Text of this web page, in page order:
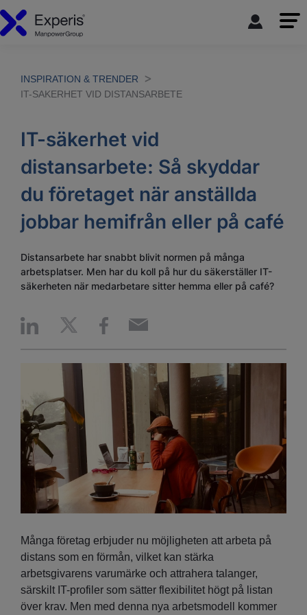
INSPIRATION & TRENDER
IT-SAKERHET VID DISTANSARBETE
IT-säkerhet vid
distansarbete: Så skyddar
du företaget när anställda
jobbar hemifrån eller på café
Distansarbete har snabbt blivit normen på många
arbetsplatser. Men har du koll på hur du säkerställer IT-
säkerheten när medarbetare sitter hemma eller på café?
Många företag erbjuder nu möjligheten att arbeta på
distans som en förmån, vilket kan stärka
arbetsgivarens varumärke och attrahera talanger,
särskilt IT-profiler som sätter flexibilitet högt på listan
över krav. Men med denna nya arbetsmodell kommer